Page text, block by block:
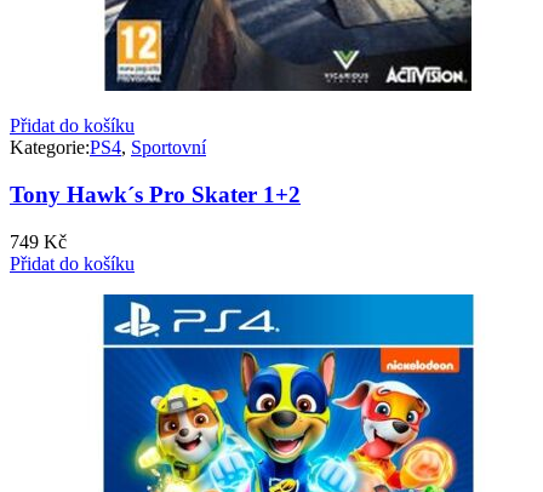
Přidat do košíku
Kategorie:PS4, Sportovní
Tony Hawk´s Pro Skater 1+2
749 Kč
Přidat do košíku